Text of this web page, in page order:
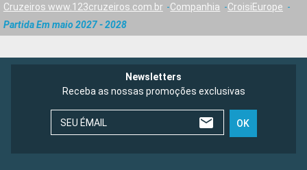
Cruzeiros www.123cruzeiros.com.br Companhia
CroisiEurope
Partida Em maio 2027 - 2028
Newsletters
Receba as nossas promoções exclusivas
SEU ÉMAIL OK